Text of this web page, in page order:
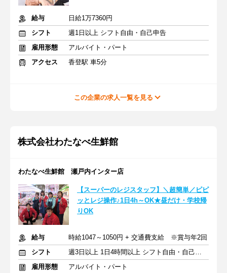
給与
日給1万7360円
シフト
週1日以上 シフト自由・自己申告
雇用形態
アルバイト・パート
アクセス
香登駅 車5分
この企業の求人一覧を見る
株式会社わたなべ生鮮館
わたなべ生鮮館 瀬戸内インター店
【スーパーのレジスタッフ】＼超簡単／ピピ
ッとレジ操作♪1日4h～OK★昼だけ・学校帰
りOK
給与
時給1047～1050円 + 交通費支給 ※賞与年2回
シフト
週3日以上 1日4時間以上 シフト自由・自己申告
雇用形態
アルバイト・パート